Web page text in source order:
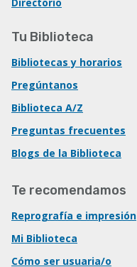
Tu Biblioteca
Bibliotecas y horarios
Pregúntanos
Biblioteca A/Z
Preguntas frecuentes
Blogs de la Biblioteca
Te recomendamos
Reprografía e impresión
Mi Biblioteca
Cómo ser usuaria/o